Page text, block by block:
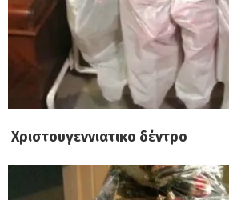
Χριστουγεννιατικο δέντρο